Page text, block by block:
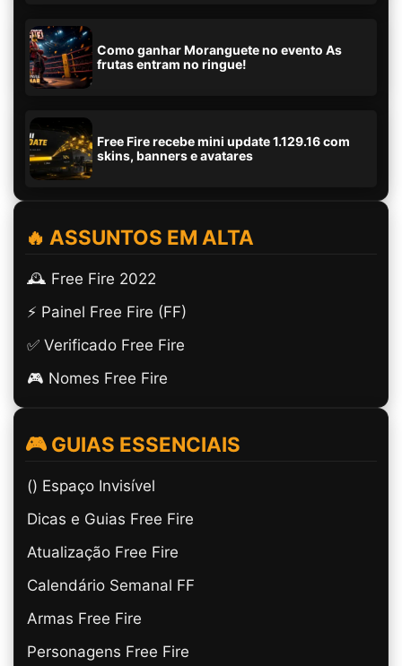
Como ganhar Moranguete no evento As
frutas entram no ringue!
Free Fire recebe mini update 1.129.16 com
skins, banners e avatares
🔥 ASSUNTOS EM ALTA
🕰️ Free Fire 2022
⚡ Painel Free Fire (FF)
✅ Verificado Free Fire
🎮 Nomes Free Fire
🎮 GUIAS ESSENCIAIS
(ㅤ) Espaço Invisível
Dicas e Guias Free Fire
Atualização Free Fire
Calendário Semanal FF
Armas Free Fire
Personagens Free Fire